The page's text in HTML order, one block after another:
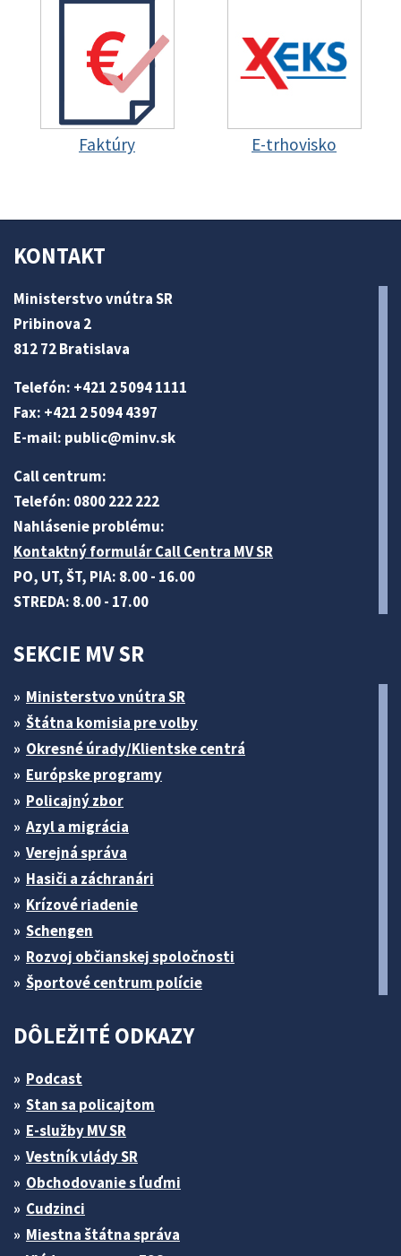
Faktúry E-trhovisko
KONTAKT
Ministerstvo vnútra SR
Pribinova 2
812 72 Bratislava
Telefón: +421 2 5094 1111
Fax: +421 2 5094 4397
E-mail: public@minv.sk
Call centrum:
Telefón: 0800 222 222
Nahlásenie problému:
Kontaktný formulár Call Centra MV SR
PO, UT, ŠT, PIA: 8.00 - 16.00
STREDA: 8.00 - 17.00
SEKCIE MV SR
Ministerstvo vnútra SR
Štátna komisia pre volby
Okresné úrady/Klientske centrá
Európske programy
Policajný zbor
Azyl a migrácia
Verejná správa
Hasiči a záchranári
Krízové riadenie
Schengen
Rozvoj občianskej spoločnosti
Športové centrum polície
DÔLEŽITÉ ODKAZY
Podcast
Stan sa policajtom
E-služby MV SR
Vestník vlády SR
Obchodovanie s ľuďmi
Cudzinci
Miestna štátna správa